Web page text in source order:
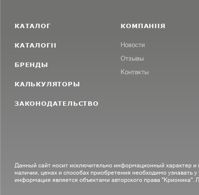
КАТАЛОГ
КАТАЛОГИ
БРЕНДЫ
КАЛЬКУЛЯТОРЫ
ЗАКОНОДАТЕЛЬСТВО
КОМПАНИЯ
Новости
Отзывы
Контакты
Данный сайт носит исключительно информационный характер
наличии, ценах и способах приобретения необходимо
информация является объектами авторского права